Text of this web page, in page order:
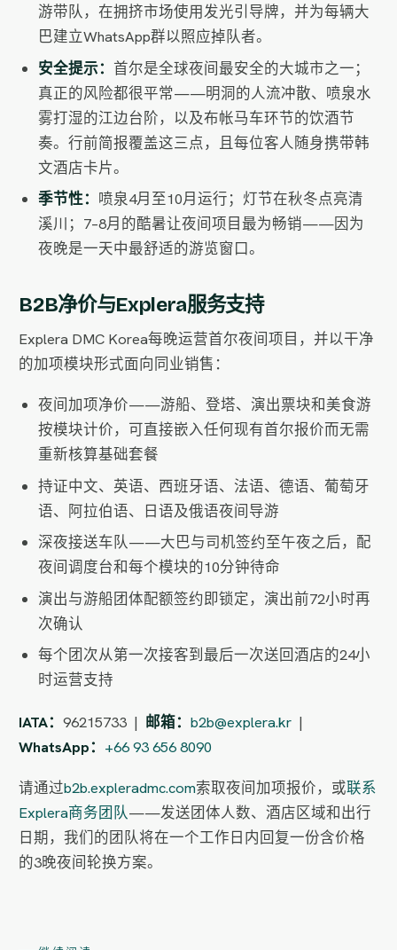
游带队，在拥挤市场使用发光引导牌，并为每辆大
巴建立WhatsApp群以照应掉队者。
安全提示： 首尔是全球夜间最安全的大城市之一；
真正的风险都很平常——明洞的人流冲散、喷泉水
雾打湿的江边台阶，以及布帐马车环节的饮酒节
奏。行前简报覆盖这三点，且每位客人随身携带韩
文酒店卡片。
季节性： 喷泉4月至10月运行；灯节在秋冬点亮清
溪川；7–8月的酷暑让夜间项目最为畅销——因为
夜晚是一天中最舒适的游览窗口。
B2B净价与Explera服务支持
Explera DMC Korea每晚运营首尔夜间项目，并以干净
的加项模块形式面向同业销售：
夜间加项净价——游船、登塔、演出票块和美食游
按模块计价，可直接嵌入任何现有首尔报价而无需
重新核算基础套餐
持证中文、英语、西班牙语、法语、德语、葡萄牙
语、阿拉伯语、日语及俄语夜间导游
深夜接送车队——大巴与司机签约至午夜之后，配
夜间调度台和每个模块的10分钟待命
演出与游船团体配额签约即锁定，演出前72小时再
次确认
每个团次从第一次接客到最后一次送回酒店的24小
时运营支持
IATA：96215733 | 邮箱：b2b@explera.kr |
WhatsApp： +66 93 656 8090
请通过b2b.expleradmc.com索取夜间加项报价，或联系
Explera商务团队——发送团体人数、酒店区域和出行
日期，我们的团队将在一个工作日内回复一份含价格
的3晚夜间轮换方案。